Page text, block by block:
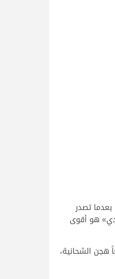
تصدر
اليوم قدره 7.56.95 دقيقة، ويعد «السعدي» هو أقوى
جرت جميعها من نقطة الـ 5 كم، وفازت بها جميعاً هجن الشحانية،